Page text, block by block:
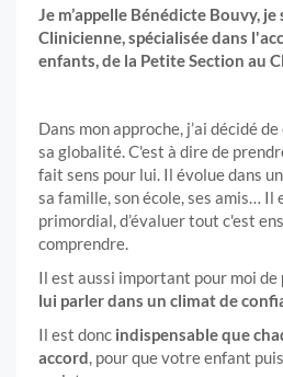
Je m’appelle Bénédicte Bouvy,
Clinicienne, spécialisée dans
enfants, de la Petite Section au
Dans mon approche, j’ai décidé
sa globalité. C'est à dire de
fait sens pour lui. Il évolue dans
sa famille, son école, ses amis… Il
primordial, d’évaluer tout c'est
comprendre.
Il est aussi important pour moi de
lui parlerdans un climat de
Il est donc indispensable que
accord, pour que votre enfant